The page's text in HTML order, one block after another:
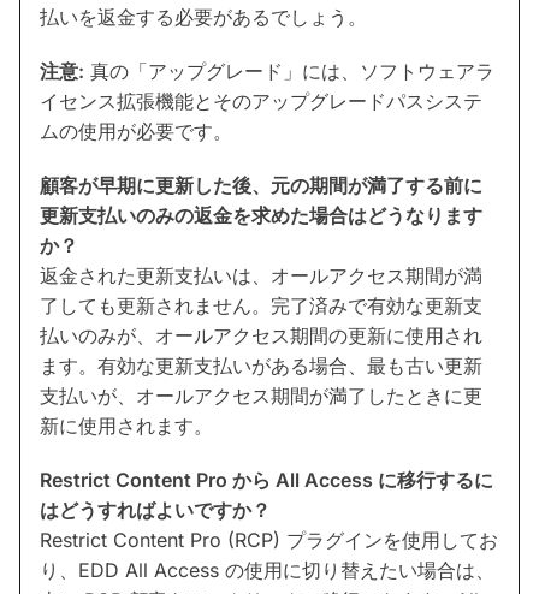
払いを返金する必要があるでしょう。
注意: 真の「アップグレード」には、ソフトウェアラ
イセンス拡張機能とそのアップグレードパスシステ
ムの使用が必要です。
顧客が早期に更新した後、元の期間が満了する前に
更新支払いのみの返金を求めた場合はどうなります
か？
返金された更新支払いは、オールアクセス期間が満
了しても更新されません。完了済みで有効な更新支
払いのみが、オールアクセス期間の更新に使用され
ます。有効な更新支払いがある場合、最も古い更新
支払いが、オールアクセス期間が満了したときに更
新に使用されます。
Restrict Content Pro から All Access に移行するに
はどうすればよいですか？
Restrict Content Pro (RCP) プラグインを使用してお
り、EDD All Access の使用に切り替えたい場合は、